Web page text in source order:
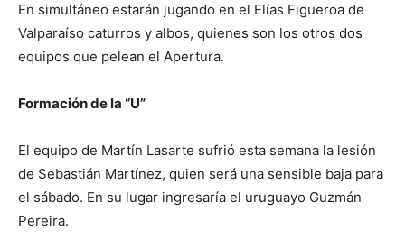
En simultáneo estarán jugando en el Elías Figueroa de
Valparaíso caturros y albos, quienes son los otros dos
equipos que pelean el Apertura.
Formación de la “U”
El equipo de Martín Lasarte sufrió esta semana la lesión
de Sebastián Martínez, quien será una sensible baja para
el sábado. En su lugar ingresaría el uruguayo Guzmán
Pereira.